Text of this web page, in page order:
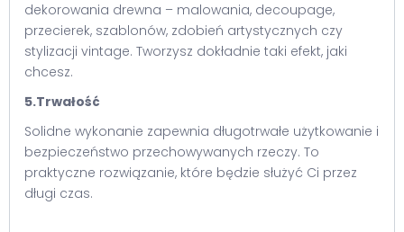
dekorowania drewna – malowania, decoupage,
przecierek, szablonów, zdobień artystycznych czy
stylizacji vintage. Tworzysz dokładnie taki efekt, jaki
chcesz.
5.Trwałość
Solidne wykonanie zapewnia długotrwałe użytkowanie i
bezpieczeństwo przechowywanych rzeczy. To
praktyczne rozwiązanie, które będzie służyć Ci przez
długi czas.